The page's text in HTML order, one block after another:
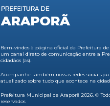
Bem-vindos à página oficial da Prefeitura
um canal direto de comunicação entre a
cidadãos (as).
Acompanhe também nossas redes sociais
atualizado sobre tudo que acontece na
Prefeitura Municipal de Araporã 2026. ©
reservados